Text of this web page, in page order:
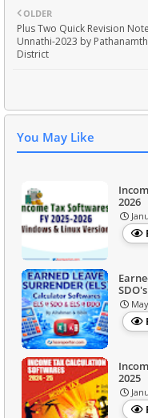
OLDER
Plus Two Quick Revision
Unnathi-2023 by
District
You May Like
2026
2025